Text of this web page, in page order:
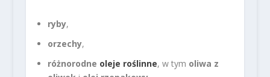
ryby,
orzechy,
różnorodne oleje roślinne, w tym oliwa z